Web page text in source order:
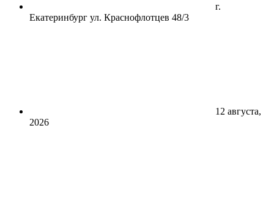
г.
Екатеринбург ул. Краснофлотцев 48/3
12 августа,
2026